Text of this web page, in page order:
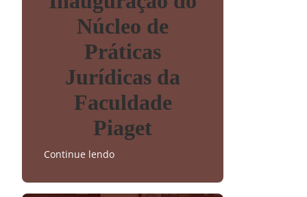
Núcleo de
Práticas
Jurídicas da
Faculdade
Piaget
Continue lendo